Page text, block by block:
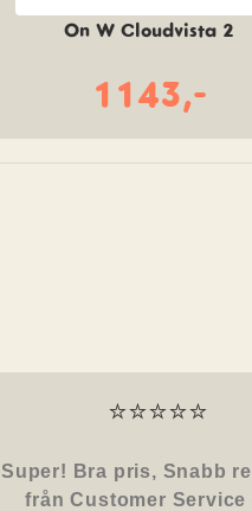
On W Cloudvista 2
1143,-
⭐⭐⭐⭐⭐
Super! Bra pris, Snabb
från Customer Service